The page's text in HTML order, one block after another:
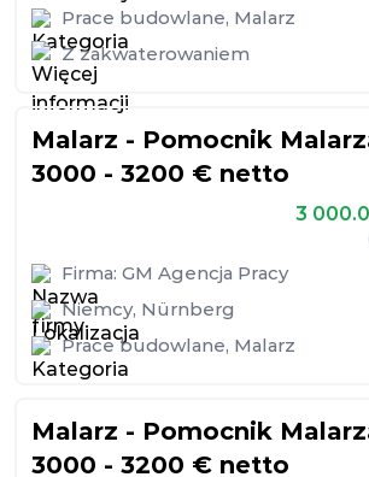
Prace budowlane, Malarz
Z zakwaterowaniem
Malarz - Pomocnik
3000 - 3200 € netto
3
Firma: GM Agencja Pracy
Niemcy, Nürnberg
Prace budowlane, Malarz
Malarz - Pomocnik
3000 - 3200 € netto